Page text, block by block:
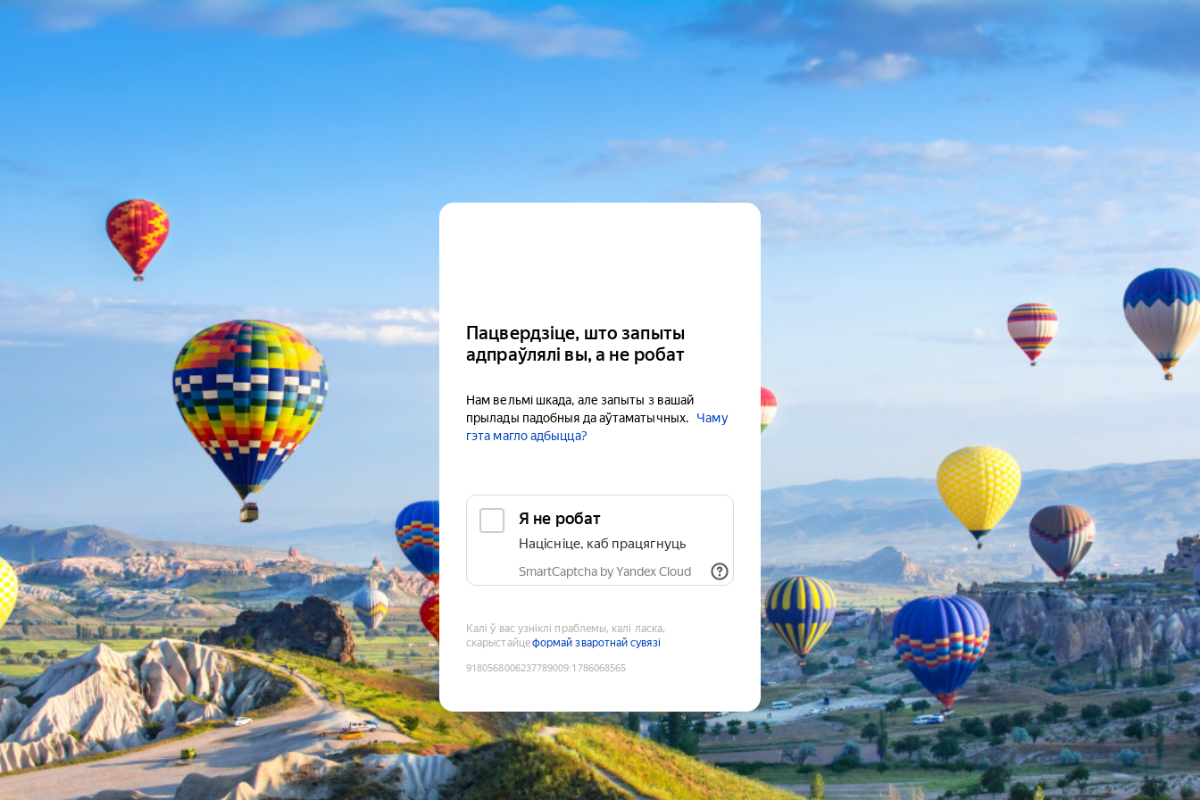
Пацвердзіце, што запыты
адпраўлялі вы, а не робат
Нам вельмі шкада, але запыты з вашай
прылады падобныя да аўтаматычных.
Чаму
гэта магло адбыцца?
Я не робат
Націсніце, каб працягнуць
SmartCaptcha by Yandex Cloud
Калі ў вас узніклі праблемы, калі ласка,
скарыстайцеформай зваротнай сувязі
9180568006237789009:1786068565